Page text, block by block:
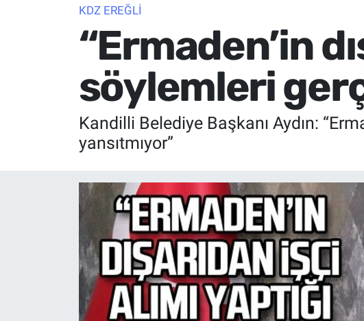
KDZ EREĞLİ
“Ermaden’in
söylemleri
Kandilli Belediye Başkanı Aydın:
yansıtmıyor”